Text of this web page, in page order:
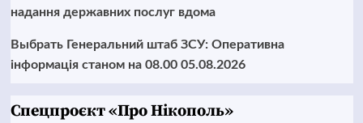
надання державних послуг вдома
Выбрать Генеральний штаб ЗСУ: Оперативна
інформація станом на 08.00 05.08.2026
Cпецпроєкт «Про Нікополь»